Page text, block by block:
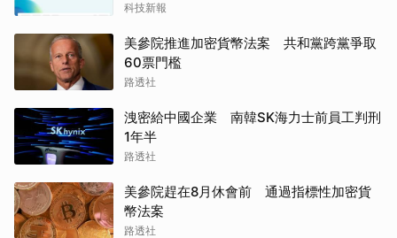
科技新報
美參院推進加密貨幣法案 共和黨跨黨爭取
60票門檻
路透社
洩密給中國企業 南韓SK海力士前員工判刑
1年半
路透社
美參院趕在8月休會前 通過指標性加密貨
幣法案
路透社